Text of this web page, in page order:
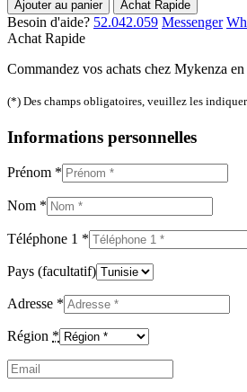
Ajouter au panier
Achat Rapide
Besoin d'aide? 52.042.059 Messenger
Achat Rapide
Commandez vos achats chez Mykenza
(*) Des champs obligatoires, veuillez les
Informations personnelles
Prénom *
Nom *
Téléphone 1 *
Pays (facultatif)
Adresse *
Région *
Email